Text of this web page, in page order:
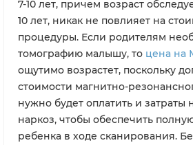
7-10 лет, причем возраст
10 лет, никак не повлияет на
процедуры. Если родителям
томографию малышу, то цена на
ощутимо возрастет, поскольку
стоимости магнитно-
нужно будет оплатить и затраты
наркоз, чтобы обеспечить
ребенка в ходе сканирования.